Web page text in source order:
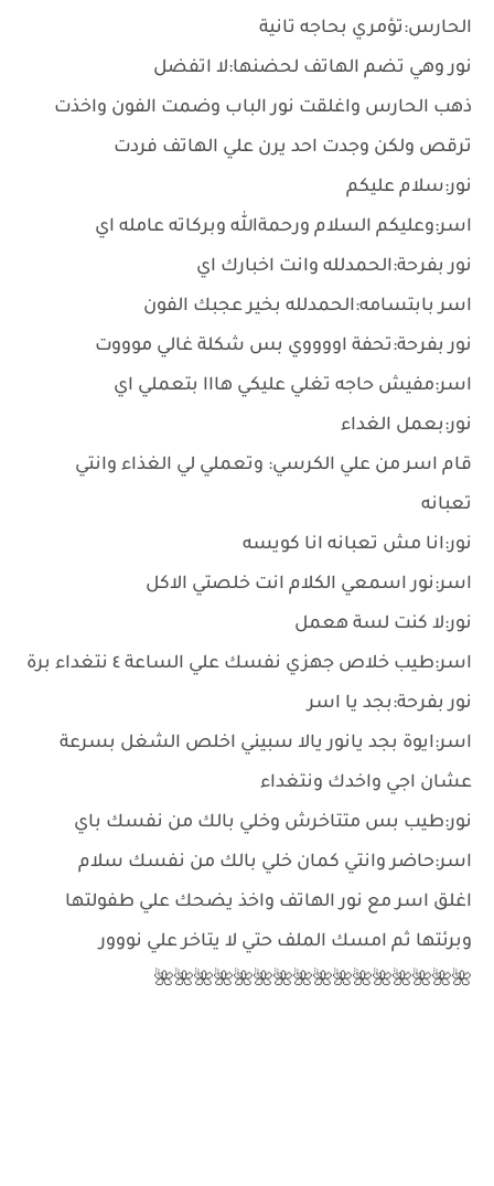
الحارس:تؤمري بحاجه تانية
نور وهي تضم الهاتف لحضنها:لا اتفضل
ذهب الحارس واغلقت نور الباب وضمت الفون واخذت
ترقص ولكن وجدت احد يرن علي الهاتف فردت
نور:سلام عليكم
اسر:وعليكم السلام ورحمةالله وبركاته عامله اي
نور بفرحة:الحمدلله وانت اخبارك اي
اسر بابتسامه:الحمدلله بخير عجبك الفون
نور بفرحة:تحفة اووووي بس شكلة غالي موووت
اسر:مفيش حاجه تغلي عليكي هااا بتعملي اي
نور:بعمل الغداء
قام اسر من علي الكرسي: وتعملي لي الغذاء وانتي
تعبانه
نور:انا مش تعبانه انا كويسه
اسر:نور اسمعي الكلام انت خلصتي الاكل
نور:لا كنت لسة هعمل
اسر:طيب خلاص جهزي نفسك علي الساعة ٤ نتغداء برة
نور بفرحة:بجد يا اسر
اسر:ايوة بجد يانور يالا سبيني اخلص الشغل بسرعة
عشان اجي واخدك ونتغداء
نور:طيب بس متتاخرش وخلي بالك من نفسك باي
اسر:حاضر وانتي كمان خلي بالك من نفسك سلام
اغلق اسر مع نور الهاتف واخذ يضحك علي طفولتها
وبرئتها ثم امسك الملف حتي لا يتاخر علي نووور
🌺🌺🌺🌺🌺🌺🌺🌺🌺🌺🌺🌺🌺🌺🌺🌺